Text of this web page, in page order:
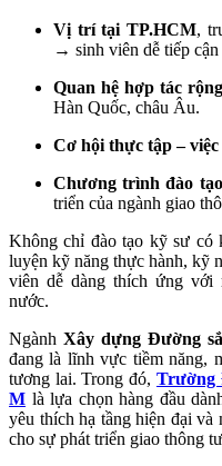
Vị trí tại TP.HCM,
→ sinh viên dễ tiếp cận
Quan hệ hợp tác
Hàn Quốc, châu Âu.
Cơ hội thực tập – việc
Chương trình đào
triển của ngành giao
Không chỉ đào tạo kỹ sư có
luyện kỹ năng thực hành, kỹ
viên dễ dàng thích ứng với
nước.
Ngành Xây dựng Đường
đang là lĩnh vực tiềm năng,
tương lai. Trong đó, Trường
M là lựa chọn hàng đầu
yêu thích hạ tầng hiện đại
cho sự phát triển giao thông